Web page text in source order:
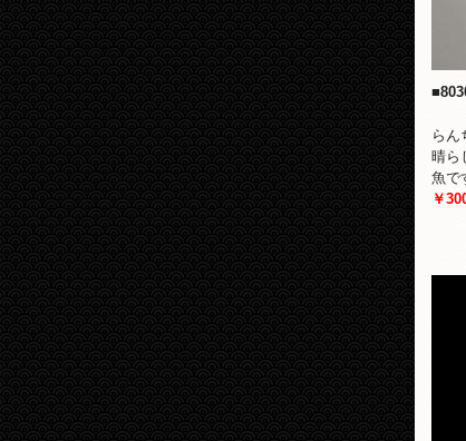
らん
晴ら
魚で
￥